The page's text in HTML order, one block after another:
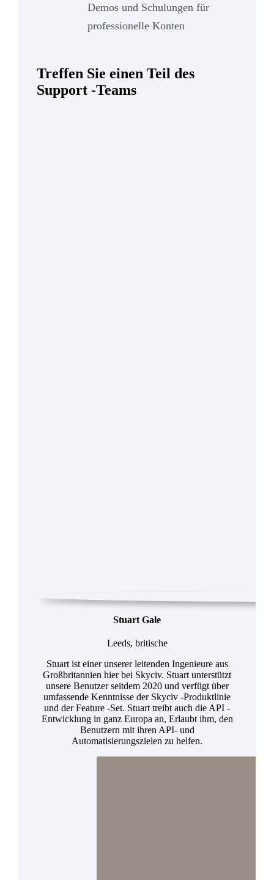
Demos und Schulungen für
professionelle Konten
Treffen Sie einen Teil des
Support -Teams
Stuart Gale
Leeds, britische
Stuart ist einer unserer leitenden Ingenieure aus
Großbritannien hier bei Skyciv. Stuart unterstützt
unsere Benutzer seitdem 2020 und verfügt über
umfassende Kenntnisse der Skyciv -Produktlinie
und der Feature -Set. Stuart treibt auch die API -
Entwicklung in ganz Europa an, Erlaubt ihm, den
Benutzern mit ihren API- und
Automatisierungszielen zu helfen.